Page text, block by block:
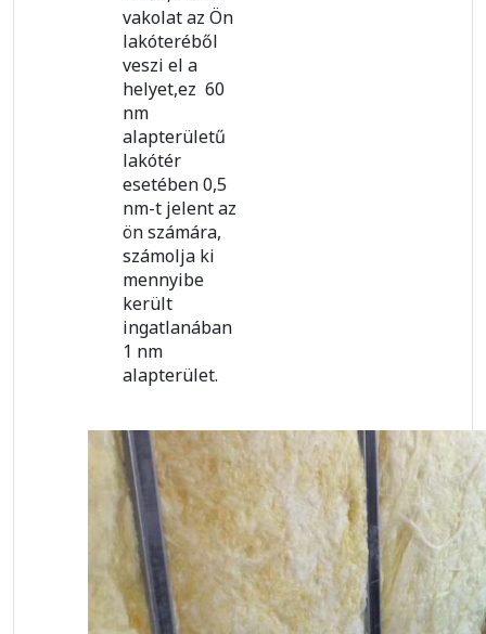
vakolat az Ön
lakóteréből
veszi el a
helyet,ez 60
nm
alapterületű
lakótér
esetében 0,5
nm-t jelent az
ön számára,
számolja ki
mennyibe
került
ingatlanában
1 nm
alapterület.